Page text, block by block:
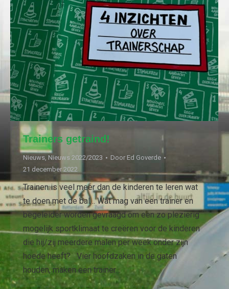
Trainers getraind!
Nieuws, Nieuws 2022/2023 Door Ed Goverde
21 december 2022
Trainen is veel meer dan de kinderen te leren wat
te doen met de bal… Wat mag van een trainer en
begeleider worden gevraagd om een zo plezierig
mogelijk sportklimaat te creëren voor de kinderen
die hij/zij meerdere malen per week onder zijn
hoede heeft? Vier hoofdzaken in de gaten
houden, maken een trainer…